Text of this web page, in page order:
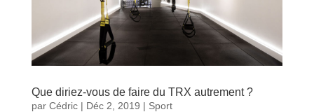
Que diriez-vous de faire du TRX autrement ?
par Cédric| Déc 2, 2019 | Sport